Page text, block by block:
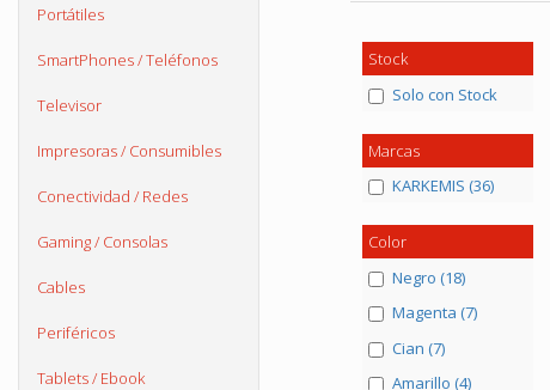
Portátiles
SmartPhones / Teléfonos
Televisor
Impresoras / Consumibles
Conectividad / Redes
Gaming / Consolas
Cables
Periféricos
Tablets / Ebook
Stock
Solo con Stock
Marcas
KARKEMIS (36)
Color
Negro (18)
Magenta (7)
Cian (7)
Amarillo (4)